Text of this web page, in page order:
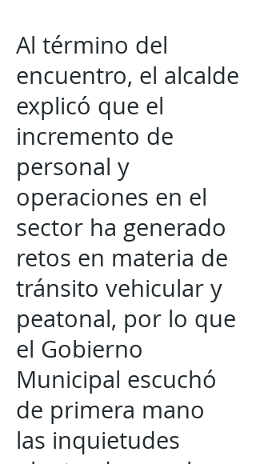
Al término del
encuentro, el alcalde
explicó que el
incremento de
personal y
operaciones en el
sector ha generado
retos en materia de
tránsito vehicular y
peatonal, por lo que
el Gobierno
Municipal escuchó
de primera mano
las inquietudes